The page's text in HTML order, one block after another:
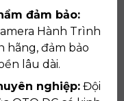
đảm bảo:
Hành Trình
hãng, đảm bảo
lâu dài.
nghiệp: Đội